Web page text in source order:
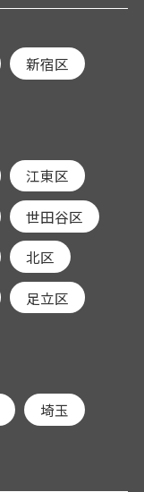
新宿区
江東区
世田谷区
北区
足立区
埼玉